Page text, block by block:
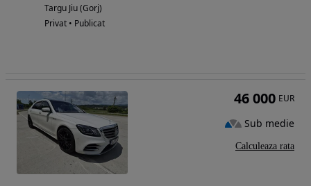
Targu Jiu (Gorj)
Privat • Publicat
46 000 EUR
Sub medie
Calculeaza rata